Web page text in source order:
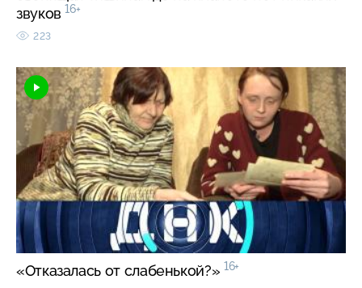
звуков 16+
223
«Отказалась от слабенькой?» 16+